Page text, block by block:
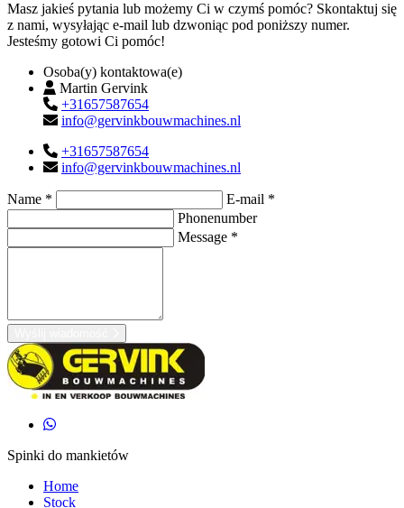
Masz jakieś pytania lub możemy Ci w czymś pomóc? Skontaktuj się
z nami, wysyłając e-mail lub dzwoniąc pod poniższy numer.
Jesteśmy gotowi Ci pomóc!
Osoba(y) kontaktowa(e)
Martin Gervink
+31657587654
info@gervinkbouwmachines.nl
+31657587654
info@gervinkbouwmachines.nl
Name *
E-mail *
Phonenumber
Message *
Spinki do mankietów
Home
Stock